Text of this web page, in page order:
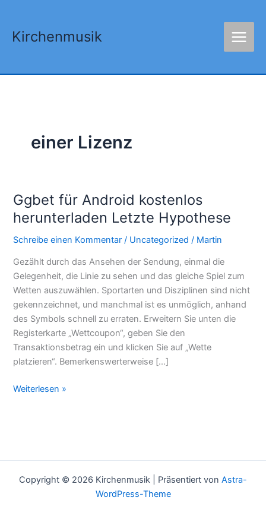
springen
Kirchenmusik
einer Lizenz
Ggbet für Android kostenlos
herunterladen Letzte Hypothese
Schreibe einen Kommentar / Uncategorized / Martin
Gezählt durch das Ansehen der Sendung, einmal die
Gelegenheit, die Linie zu sehen und das gleiche Spiel zum
Wetten auszuwählen. Sportarten und Disziplinen sind nicht
gekennzeichnet, und manchmal ist es unmöglich, anhand
des Symbols schnell zu erraten. Erweitern Sie unten die
Registerkarte „Wettcoupon“, geben Sie den
Transaktionsbetrag ein und klicken Sie auf „Wette
platzieren“. Bemerkenswerterweise […]
Ggbet
für
Android
kostenlos
Hypothese
Weiterlesen »
Copyright © 2026 Kirchenmusik | Präsentiert von Astra-
WordPress-Theme